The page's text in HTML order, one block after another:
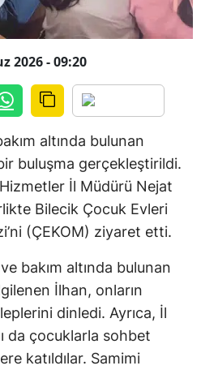
2026 - 09:20
altında bulunan
buluşma gerçekleştirildi.
İl Müdürü Nejat
Bilecik Çocuk Evleri
(ÇEKOM) ziyaret etti.
bakım altında bulunan
İlhan, onların
dinledi. Ayrıca, İl
da çocuklarla sohbet
katıldılar. Samimi